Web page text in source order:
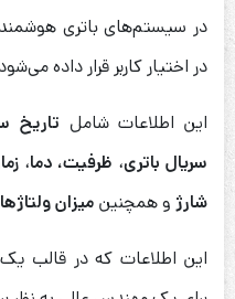
در سیستم‌های باتری هوشمند
در اختیار کاربر قرار داده
این اطلاعات شامل تاریخ
سریال باتری، ظرفیت، دما،
شارژ و همچنین میزان
این اطلاعات که در قالب